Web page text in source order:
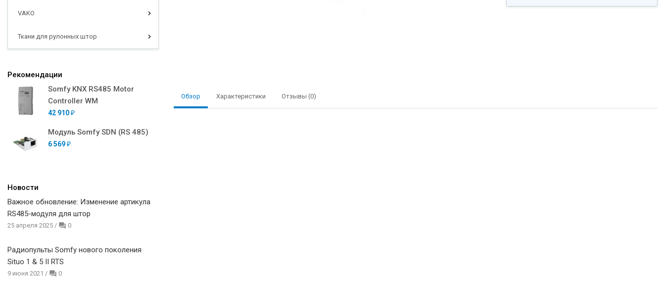
VAKO
Ткани для рулонных штор
Рекомендации
Somfy KNX RS485 Motor
Controller WM
42 910 ₽
Модуль Somfy SDN (RS 485)
6 569 ₽
Новости
Важное обновление: Изменение артикула
RS485-модуля для штор
25 апреля 2025 / 0
Радиопульты Somfy нового поколения
Situo 1 & 5 II RTS
9 июня 2021 / 0
Обзор Характеристики Отзывы (0)